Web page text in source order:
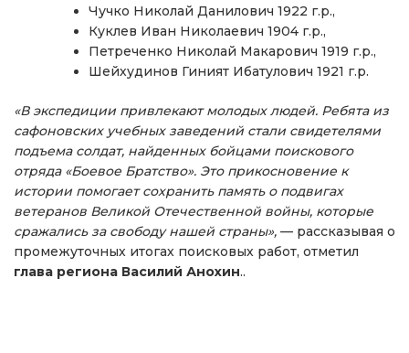
Чучко Николай Данилович 1922 г.р.,
Куклев Иван Николаевич 1904 г.р.,
Петреченко Николай Макарович 1919 г.р.,
Шейхудинов Гиният Ибатулович 1921 г.р.
«В экспедиции привлекают молодых людей. Ребята из
сафоновских учебных заведений стали свидетелями
подъема солдат, найденных бойцами поискового
отряда «Боевое Братство». Это прикосновение к
истории помогает сохранить память о подвигах
ветеранов Великой Отечественной войны, которые
сражались за свободу нашей страны», — рассказывая о
промежуточных итогах поисковых работ, отметил
глава региона Василий Анохин..